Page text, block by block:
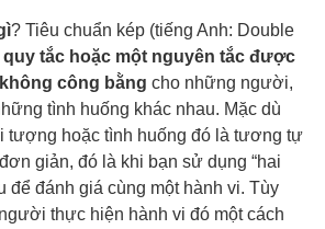
? Tiêu chuẩn kép (tiếng Anh: Double
quy tắc hoặc một nguyên tắc được
công bằng cho những người,
tình huống khác nhau. Mặc dù
tượng hoặc tình huống đó là tương tự
giản, đó là khi bạn sử dụng “hai
để đánh giá cùng một hành vi. Tùy
thực hiện hành vi đó một cách